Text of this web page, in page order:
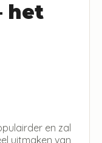
het
en zal
uitmaken van